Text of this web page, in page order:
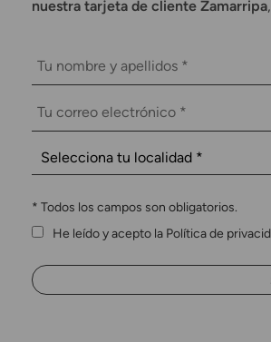
nuestra tarjeta de cliente Zamarripa
* Todos los campos son obligatorios.
He leído y acepto la Política de